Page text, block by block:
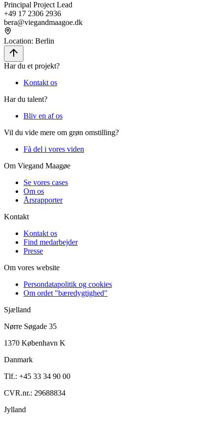
Principal Project Lead
+49 17 2306 2936
bera@viegandmaagoe.dk
Location: Berlin
Har du et projekt?
Kontakt os
Har du talent?
Bliv en af os
Vil du vide mere om grøn omstilling?
Få del i vores viden
Om Viegand Maagøe
Se vores cases
Om os
Årsrapporter
Kontakt
Kontakt os
Find medarbejder
Presse
Om vores website
Persondatapolitik og cookies
Om ordet "bæredygtighed"
Sjælland
Nørre Søgade 35
1370 København K
Danmark
Tlf.: +45 33 34 90 00
CVR.nr.: 29688834
Jylland